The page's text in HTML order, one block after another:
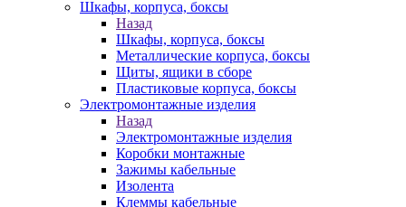
Шкафы, корпуса, боксы
Назад
Шкафы, корпуса, боксы
Металлические корпуса, боксы
Щиты, ящики в сборе
Пластиковые корпуса, боксы
Электромонтажные изделия
Назад
Электромонтажные изделия
Коробки монтажные
Зажимы кабельные
Изолента
Клеммы кабельные